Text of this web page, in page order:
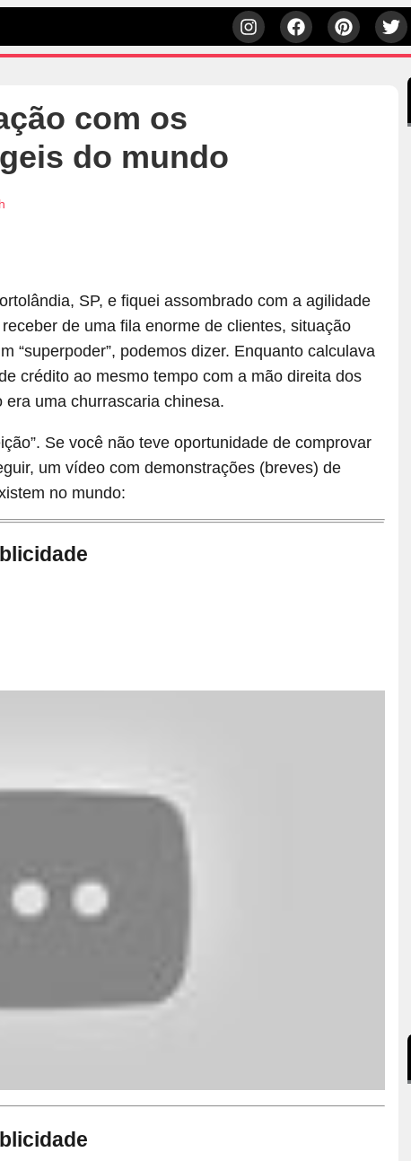
com os
do mundo
SP, e fiquei assombrado com a agilidade
de uma fila enorme de clientes, situação
“superpoder”, podemos dizer. Enquanto calculava
crédito ao mesmo tempo com a mão direita dos
uma churrascaria chinesa.
Se você não teve oportunidade de comprovar
um vídeo com demonstrações (breves) de
no mundo: